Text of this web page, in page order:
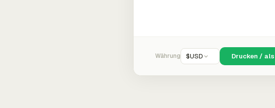
Währung $USD Drucken /